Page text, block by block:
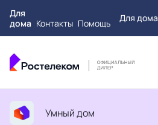
Для
дома Контакты Помощь Для дома
Умный дом